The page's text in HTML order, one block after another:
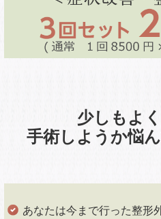
少しもよ
手術しようか悩
あなたは今まで行った整形